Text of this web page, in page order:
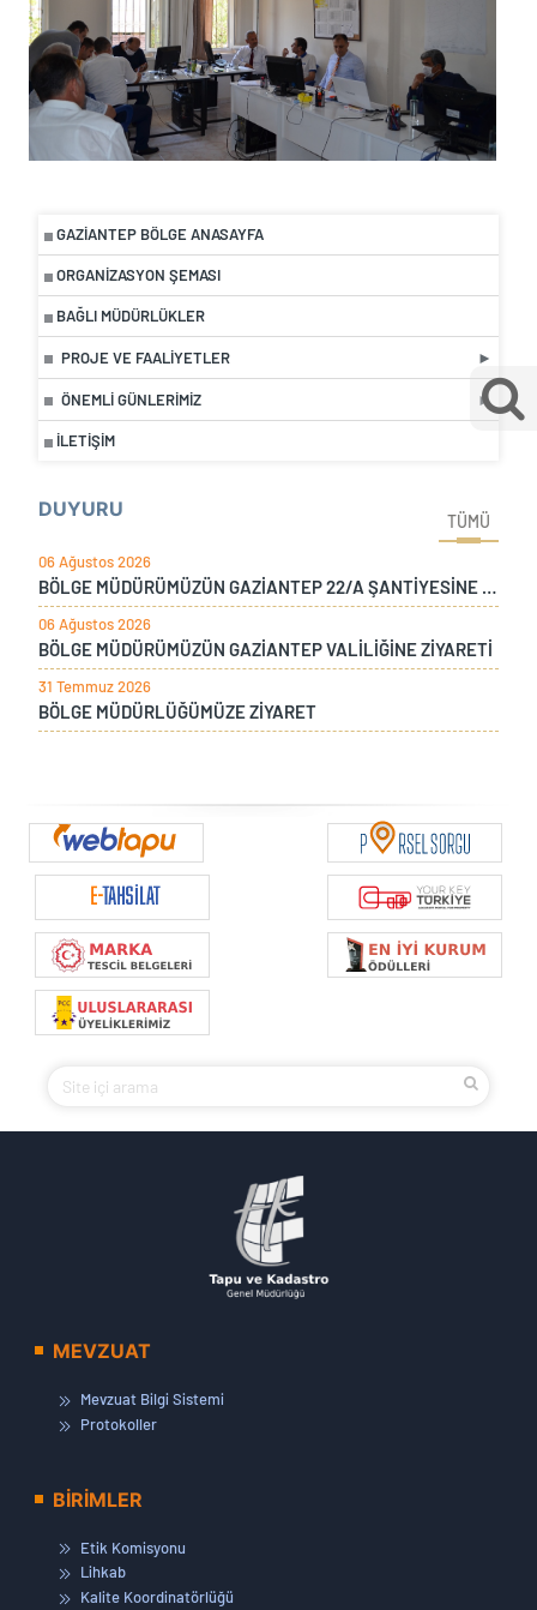
GAZIANTEP BÖLGE ANASAYFA
ORGANIZASYON ŞEMASI
BAĞLI MÜDÜRLÜKLER
PROJE VE FAALIYETLER
ÖNEMLI GÜNLERIMIZ
İLETIŞIM
DUYURU
TÜMÜ
06 Ağustos 2026
BÖLGE MÜDÜRÜMÜZÜN GAZİANTEP 22/A ŞANTİYESİNE ZİYARETİ
06 Ağustos 2026
BÖLGE MÜDÜRÜMÜZÜN GAZİANTEP VALİLİĞİNE ZİYARETİ
31 Temmuz 2026
BÖLGE MÜDÜRLÜĞÜMÜZE ZİYARET
MEVZUAT
Mevzuat Bilgi Sistemi
Protokoller
BİRİMLER
Etik Komisyonu
Lihkab
Kalite Koordinatörlüğü